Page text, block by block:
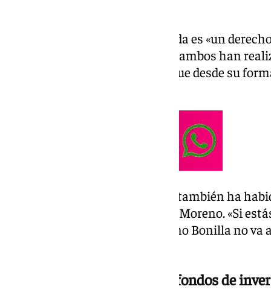
Con el mensaje de que la vivienda es «un
siendo objeto de especulación», ambos han
Málaga, donde han asegurado que desde su
Entre las medidas anunciadas, también ha
presidente de la Junta, Juanma Moreno. «Si
vivienda, debes saber que Moreno Bonilla no
«Los grandes propietarios y fondos de